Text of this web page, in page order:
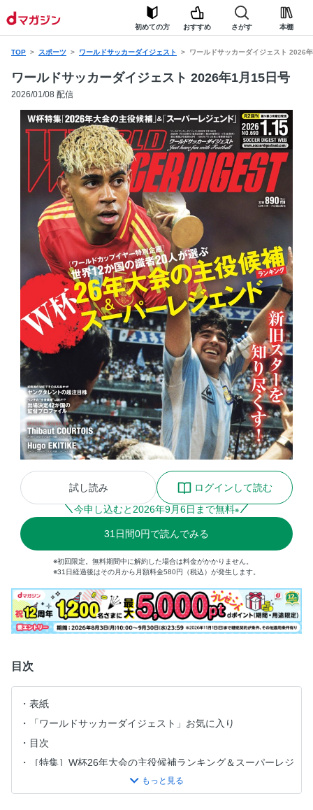
初めての方 おすすめ さがす 本棚
TOP スポーツ ワールドサッカーダイジェスト ワールドサッカーダイジェスト 2026
ワールドサッカーダイジェスト 2026年1月15日号
2026/01/08 配信
試し読み
ログインして読む
今申し込むと 2026年9月6日まで無料※
31 日間0円で読んでみる
※初回限定。無料期間中に解約した場合は料金がかかりません。
※31日経過後はその月から月額料金580円（税込）が発生します。
目次
表紙
「ワールドサッカーダイジェスト」お気に入り
目次
［特集］W杯26年大会の主役候補ランキング＆スーパーレジ
ad